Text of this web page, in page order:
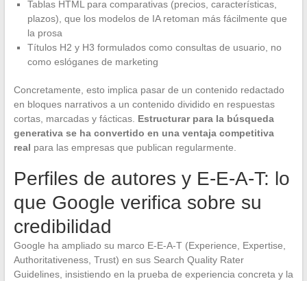
Tablas HTML para comparativas (precios, características,
plazos), que los modelos de IA retoman más fácilmente que
la prosa
Títulos H2 y H3 formulados como consultas de usuario, no
como eslóganes de marketing
Concretamente, esto implica pasar de un contenido redactado
en bloques narrativos a un contenido dividido en respuestas
cortas, marcadas y fácticas. Estructurar para la búsqueda
generativa se ha convertido en una ventaja competitiva
real para las empresas que publican regularmente.
Perfiles de autores y E-E-A-T: lo
que Google verifica sobre su
credibilidad
Google ha ampliado su marco E-E-A-T (Experience, Expertise,
Authoritativeness, Trust) en sus Search Quality Rater
Guidelines, insistiendo en la prueba de experiencia concreta y la